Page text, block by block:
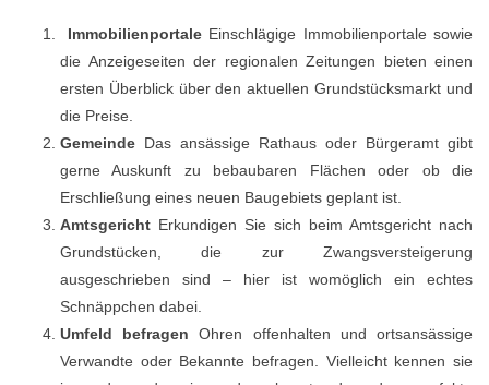
Immobilienportale Einschlägige Immobilienportale sowie
die Anzeigeseiten der regionalen Zeitungen bieten einen
ersten Überblick über den aktuellen Grundstücksmarkt und
die Preise.
Gemeinde Das ansässige Rathaus oder Bürgeramt gibt
gerne Auskunft zu bebaubaren Flächen oder ob die
Erschließung eines neuen Baugebiets geplant ist.
Amtsgericht Erkundigen Sie sich beim Amtsgericht nach
Grundstücken, die zur Zwangsversteigerung
ausgeschrieben sind – hier ist womöglich ein echtes
Schnäppchen dabei.
Umfeld befragenOhren offenhalten und ortsansässige
Verwandte oder Bekannte befragen. Vielleicht kennen sie